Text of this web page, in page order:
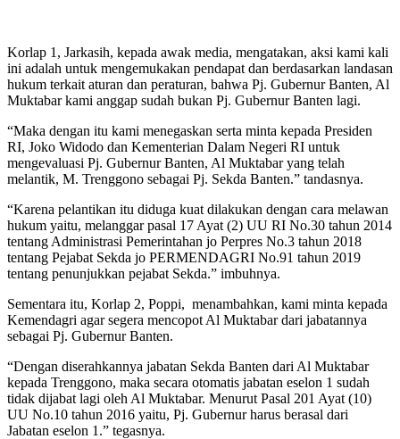
Korlap 1, Jarkasih, kepada awak media, mengatakan, aksi kami kali
ini adalah untuk mengemukakan pendapat dan berdasarkan landasan
hukum terkait aturan dan peraturan, bahwa Pj. Gubernur Banten, Al
Muktabar kami anggap sudah bukan Pj. Gubernur Banten lagi.
“Maka dengan itu kami menegaskan serta minta kepada Presiden
RI, Joko Widodo dan Kementerian Dalam Negeri RI untuk
mengevaluasi Pj. Gubernur Banten, Al Muktabar yang telah
melantik, M. Trenggono sebagai Pj. Sekda Banten.” tandasnya.
“Karena pelantikan itu diduga kuat dilakukan dengan cara melawan
hukum yaitu, melanggar pasal 17 Ayat (2) UU RI No.30 tahun 2014
tentang Administrasi Pemerintahan jo Perpres No.3 tahun 2018
tentang Pejabat Sekda jo PERMENDAGRI No.91 tahun 2019
tentang penunjukkan pejabat Sekda.” imbuhnya.
Sementara itu, Korlap 2, Poppi, menambahkan, kami minta kepada
Kemendagri agar segera mencopot Al Muktabar dari jabatannya
sebagai Pj. Gubernur Banten.
“Dengan diserahkannya jabatan Sekda Banten dari Al Muktabar
kepada Trenggono, maka secara otomatis jabatan eselon 1 sudah
tidak dijabat lagi oleh Al Muktabar. Menurut Pasal 201 Ayat (10)
UU No.10 tahun 2016 yaitu, Pj. Gubernur harus berasal dari
Jabatan eselon 1.” tegasnya.